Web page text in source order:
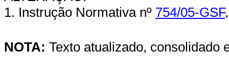
1. Instrução Normativa nº 754/05-GSF
NOTA: Texto atualizado, consolidado